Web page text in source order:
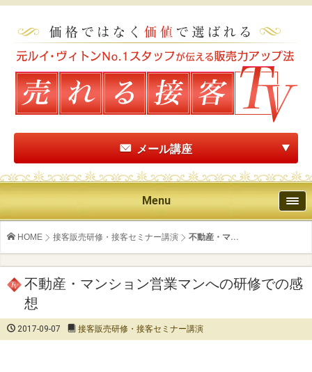
メール講座
Menu
HOME 接客販売研修・接客セミナー講演 不動産・マ...
不動産・マンション営業マンへの研修での感
想
2017-09-07 接客販売研修・接客セミナー講演